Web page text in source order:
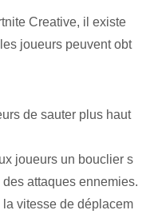
Creative, il existe
joueurs peuvent obt
de sauter plus haut
joueurs un bouclier s
attaques ennemies.
vitesse de déplacem